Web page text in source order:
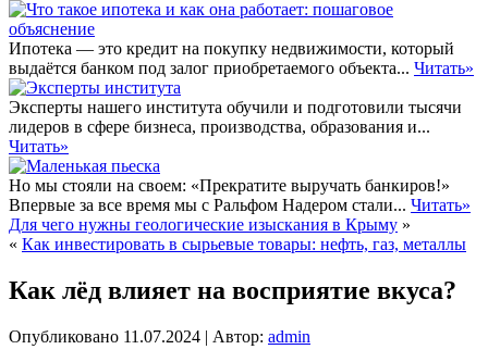
Ипотека — это кредит на покупку недвижимости, который
выдаётся банком под залог приобретаемого объекта... Читать»
Эксперты нашего института обучили и подготовили тысячи
лидеров в сфере бизнеса, производства, образования и...
Читать»
Но мы стояли на своем: «Прекратите выручать банкиров!»
Впервые за все время мы с Ральфом Надером стали... Читать»
Для чего нужны геологические изыскания в Крыму »
« Как инвестировать в сырьевые товары: нефть, газ, металлы
Как лёд влияет на восприятие вкуса?
Опубликовано 11.07.2024 | Автор: admin